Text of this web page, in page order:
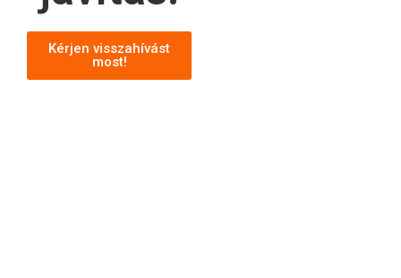
Kérjen visszahívást
most!